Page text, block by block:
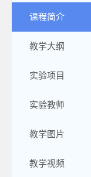
课程简介
教学大纲
实验项目
实验教师
教学图片
教学视频